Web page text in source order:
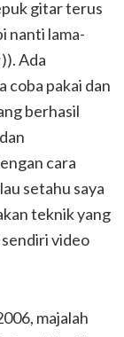
gitar terus
nanti lama-
Ada
coba pakai dan
berhasil
cara
setahu saya
teknik yang
sendiri video
majalah